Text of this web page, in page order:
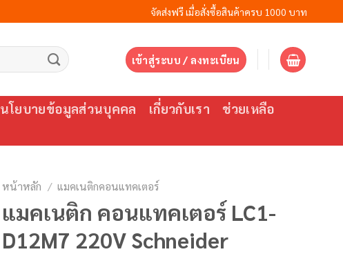
จัดส่งฟรี เมื่อสั่งซื้อสินค้าครบ 1000 บาท
เข้าสู่ระบบ / ลงทะเบียน
นโยบายข้อมูลส่วนบุคคล เกี่ยวกับเรา
ช่วยเหลือ
หน้าหลัก / แมคเนติกคอนแทคเตอร์
แมคเนติก คอนแทคเตอร์ LC1-
D12M7 220V Schneider